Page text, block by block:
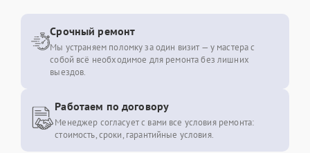
Срочный ремонт
Мы устраняем поломку за один визит — у мастера с
собой всё необходимое для ремонта без лишних
выездов.
Работаем по договору
Менеджер согласует с вами все условия ремонта:
стоимость, сроки, гарантийные условия.